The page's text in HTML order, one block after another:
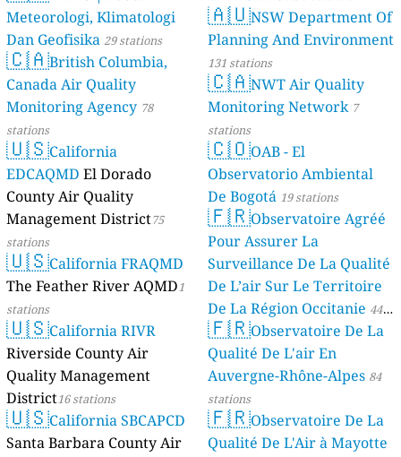
Meteorologi, Klimatologi
Dan Geofisika 29 stations
🇨🇦British Columbia,
Canada Air Quality
Monitoring Agency 78
stations
🇺🇸California
EDCAQMD El Dorado
County Air Quality
Management District75
stations
🇺🇸California FRAQMD
The Feather River AQMD1
stations
🇺🇸California RIVR
Riverside County Air
Quality Management
District16 stations
🇺🇸California SBCAPCD
Santa Barbara County Air
🇦🇺NSW Department Of
Planning And Environment
131 stations
🇨🇦NWT Air Quality
Monitoring Network 7
stations
🇨🇴OAB - El
Observatorio Ambiental
De Bogotá 19 stations
🇫🇷Observatoire Agréé
Pour Assurer La
Surveillance De La Qualité
De L’air Sur Le Territoire
De La Région Occitanie 44
stations
🇫🇷Observatoire De La
Qualité De L'air En
Auvergne-Rhône-Alpes 84
stations
🇫🇷Observatoire De La
Qualité De L'Air à Mayotte